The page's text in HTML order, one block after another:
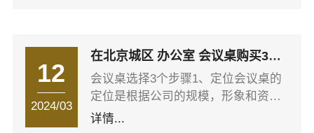
别。
木办公桌通常质量高、坚固耐用，具
有独特的质感，但价格较高，需要注
意防潮、防晒和防虫。1456 3、合
成材料。合成材料(如颗粒板、刨花板
和中密度纤维板)通常用于制作家具的
12
2024/03
在北京城区 办公室 会议桌购买3个
步骤 无私分享！
会议桌选择3个步骤1、定位会议桌的
定位是根据公司的规模，形象和资质
来定位的。如果公司是大型公司，拥
详情...